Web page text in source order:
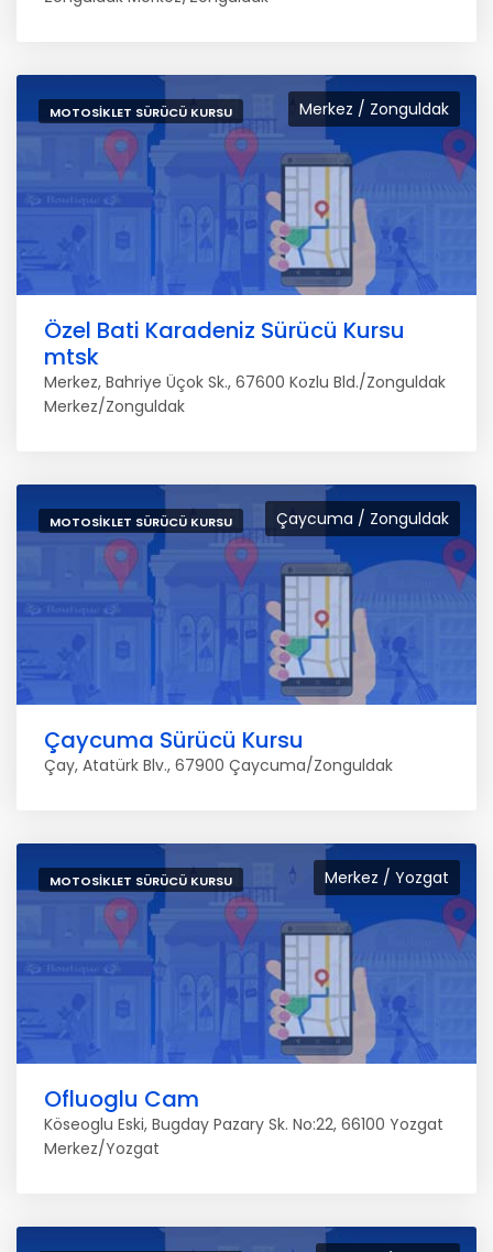
Merkez / Zonguldak
MOTOSIKLET SÜRÜCÜ KURSU
Özel Bati Karadeniz Sürücü Kursu
mtsk
Merkez, Bahriye Üçok Sk., 67600 Kozlu Bld./Zonguldak
Merkez/Zonguldak
Çaycuma / Zonguldak
MOTOSIKLET SÜRÜCÜ KURSU
Çaycuma Sürücü Kursu
Çay, Atatürk Blv., 67900 Çaycuma/Zonguldak
Merkez / Yozgat
MOTOSIKLET SÜRÜCÜ KURSU
Ofluoglu Cam
Köseoglu Eski, Bugday Pazary Sk. No:22, 66100 Yozgat
Merkez/Yozgat